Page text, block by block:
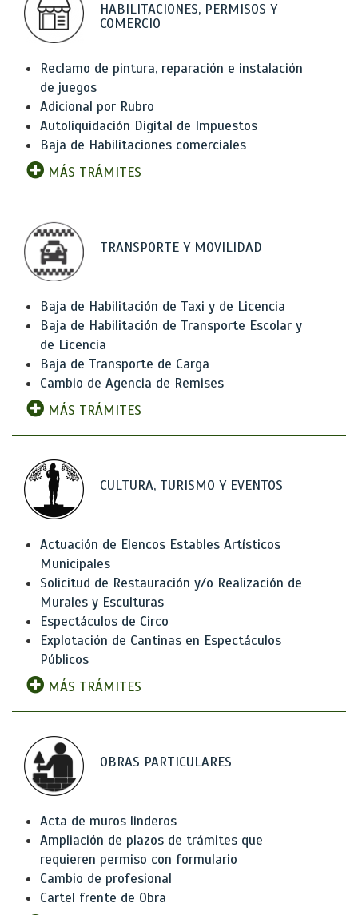
HABILITACIONES, PERMISOS Y
COMERCIO
Reclamo de pintura, reparación e instalación
de juegos
Adicional por Rubro
Autoliquidación Digital de Impuestos
Baja de Habilitaciones comerciales
MÁS TRÁMITES
TRANSPORTE Y MOVILIDAD
Baja de Habilitación de Taxi y de Licencia
Baja de Habilitación de Transporte Escolar y
de Licencia
Baja de Transporte de Carga
Cambio de Agencia de Remises
MÁS TRÁMITES
CULTURA, TURISMO Y EVENTOS
Actuación de Elencos Estables Artísticos
Municipales
Solicitud de Restauración y/o Realización de
Murales y Esculturas
Espectáculos de Circo
Explotación de Cantinas en Espectáculos
Públicos
MÁS TRÁMITES
OBRAS PARTICULARES
Acta de muros linderos
Ampliación de plazos de trámites que
requieren permiso con formulario
Cambio de profesional
Cartel frente de Obra